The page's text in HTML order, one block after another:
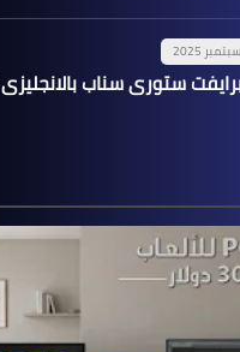
ستوري سناب بالانجليزي 2025